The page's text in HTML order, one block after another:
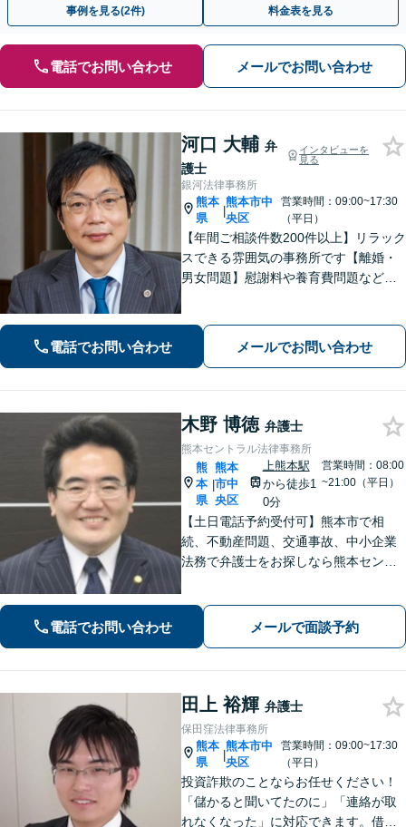
事例を見る(2件) 料金表を見る
電話でお問い合わせ メールでお問い合わせ
河口 大輔 弁
護士
インタビューを
見る
銀河法律事務所
熊本
県
|
熊本市中
央区
営業時間：09:00~17:30
（平日）
【年間ご相談件数200件以上】リラック
スできる雰囲気の事務所です【離婚・
男女問題】慰謝料や養育費問題など
務・過払い金】債務問題にスピーディ
に対応。過払い金も多額の回収実績
電話でお問い合わせ メールでお問い合わせ
木野 博徳 弁護士
熊本セントラル法律事務所
熊
本
県
|
熊本
市中
央区
上熊本駅
から徒歩1
0分
営業時間：08:00
~21:00（平日）
【土日電話予約受付可】熊本市で相
続、不動産問題、交通事故、中小企業
法務で弁護士をお探しなら熊本セント
受付可】【休日・夜間相談可】
電話でお問い合わせ メールで面談予約
田上 裕輝 弁護士
保田窪法律事務所
熊本
県
|
熊本市中
央区
営業時間：09:00~17:30
（平日）
投資詐欺のことならお任せください！
「儲かると聞いてたのに」「連絡が取
れなくなった」に対応できます。借